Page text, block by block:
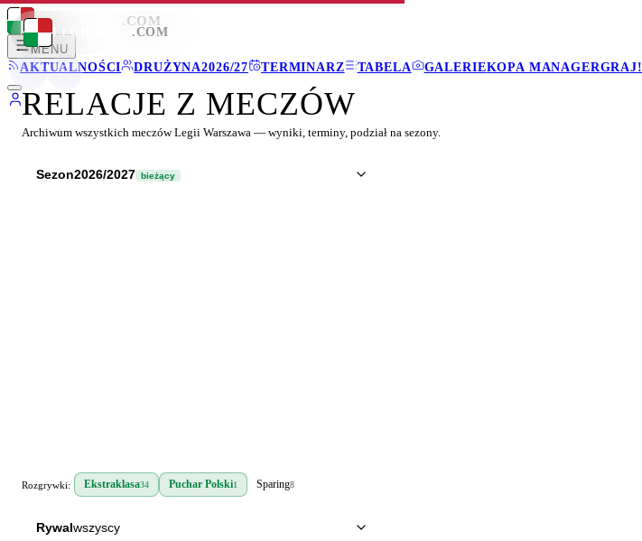
LEGIONISCI .COM
MENU
AKTUALNOŚCI
DRUŻYNA2026/27 TERMINARZ TABELA GALERIEKOPA MANAGERGRAJ!
LEGIONISCI .COM
RELACJE Z MECZÓW
Archiwum wszystkich meczów Legii Warszawa — wyniki, terminy, podział na sezony.
Sezon2026/2027 bieżący
Rozgrywki: Ekstraklasa34 Puchar Polski1 Sparing8
Rywalwszyscy